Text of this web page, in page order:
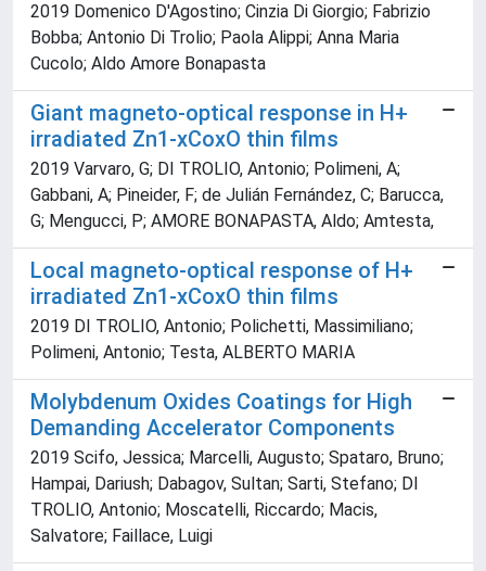
2019 Domenico D'Agostino; Cinzia Di Giorgio; Fabrizio
Bobba; Antonio Di Trolio; Paola Alippi; Anna Maria
Cucolo; Aldo Amore Bonapasta
Giant magneto-optical response in H+
irradiated Zn1-xCoxO thin films
2019 Varvaro, G; DI TROLIO, Antonio; Polimeni, A;
Gabbani, A; Pineider, F; de Julián Fernández, C; Barucca,
G; Mengucci, P; AMORE BONAPASTA, Aldo; Amtesta,
Local magneto-optical response of H+
irradiated Zn1-xCoxO thin films
2019 DI TROLIO, Antonio; Polichetti, Massimiliano;
Polimeni, Antonio; Testa, ALBERTO MARIA
Molybdenum Oxides Coatings for High
Demanding Accelerator Components
2019 Scifo, Jessica; Marcelli, Augusto; Spataro, Bruno;
Hampai, Dariush; Dabagov, Sultan; Sarti, Stefano; DI
TROLIO, Antonio; Moscatelli, Riccardo; Macis,
Salvatore; Faillace, Luigi